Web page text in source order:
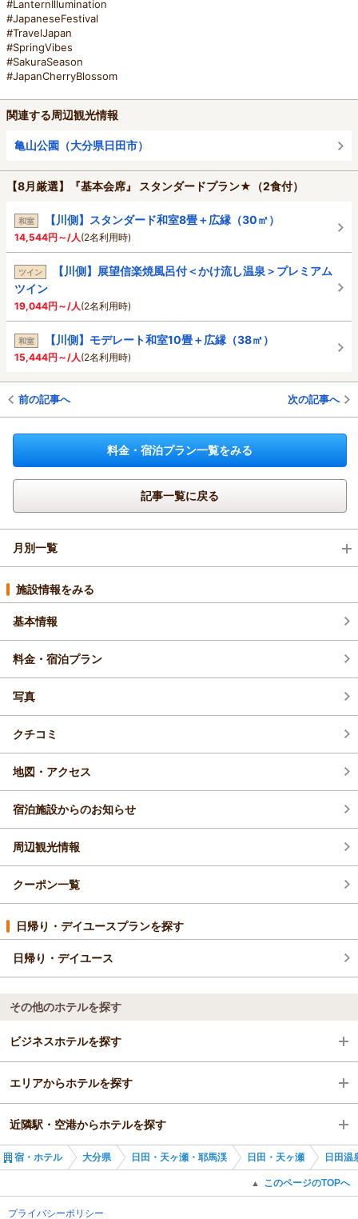
#LanternIllumination
#JapaneseFestival
#TravelJapan
#SpringVibes
#SakuraSeason
#JapanCherryBlossom
関連する周辺観光情報
亀山公園（大分県日田市）
【8月厳選】『基本会席』 スタンダードプラン★（2食付）
和室 【川側】スタンダード和室8畳＋広縁（30㎡）
14,544円～/人(2名利用時)
ツイン
【川側】展望信楽焼風呂付＜かけ流し温泉＞プレミアム
ツイン
19,044円～/人(2名利用時)
和室 【川側】モデレート和室10畳＋広縁（38㎡）
15,444円～/人(2名利用時)
前の記事へ 次の記事へ
料金・宿泊プラン一覧をみる
記事一覧に戻る
月別一覧
2026年8月(4)
2026年7月(6)
2026年6月(9)
2026年5月(5)
2026年4月(9)
施設情報をみる
基本情報
料金・宿泊プラン
写真
クチコミ
地図・アクセス
宿泊施設からのお知らせ
周辺観光情報
クーポン一覧
日帰り・デイユースプランを探す
日帰り・デイユース
その他のホテルを探す
ビジネスホテルを探す
大分県
日田・天ヶ瀬・耶馬渓
日田駅
エリアからホテルを探す
大分県
日田・天ヶ瀬・耶馬渓
日田駅
近隣駅・空港からホテルを探す
日田駅
夜明駅
宿・ホテル 大分県 日田・天ヶ瀬・耶馬渓 日田・天ヶ瀬 日田
▲ このページのTOPへ
プライバシーポリシー